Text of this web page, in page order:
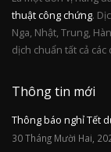
thuật công chứng.
Nga, Nhật, Trung,
dịch chuẩn tất cả
Thông tin mới
Thông báo nghỉ Tết
30 Tháng Mười Hai,